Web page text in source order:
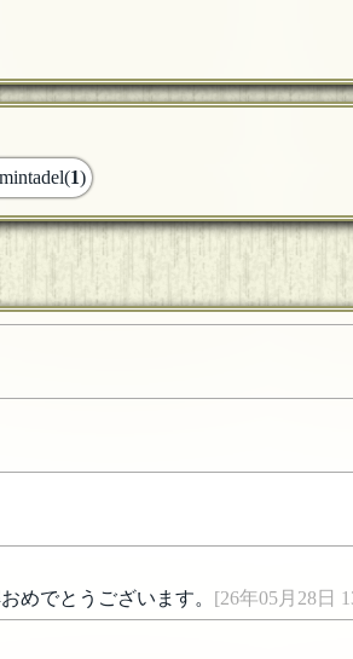
mintadel(1)
めでとうございます。 [26年05月28日